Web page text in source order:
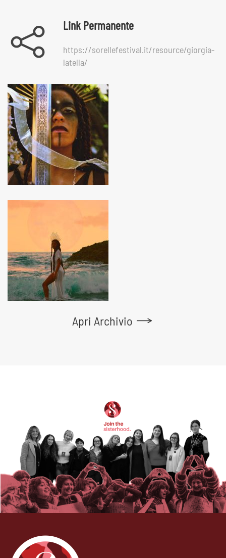
Link Permanente
https://sorellefestival.it/resource/giorgia-
latella/
Apri Archivio